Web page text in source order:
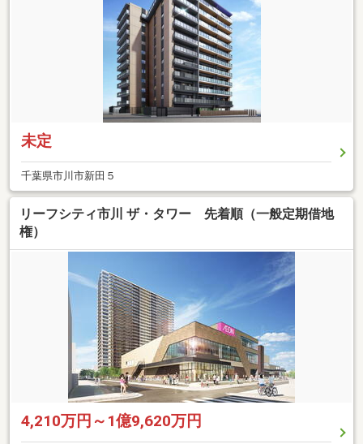
未定
千葉県市川市新田５
リーフシティ市川 ザ・タワー 先着順（一般定期借地
権）
4,210万円～1億9,620万円